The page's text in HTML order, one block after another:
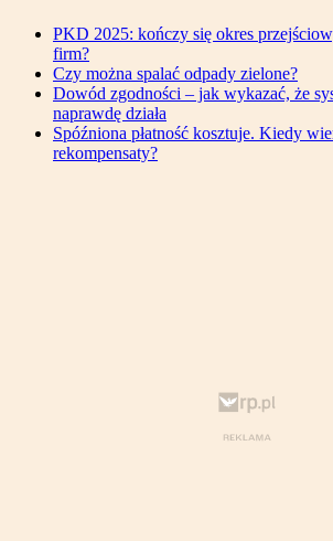
PKD 2025: kończy się okres
firm?
Czy można spalać odpady zielone?
Dowód zgodności – jak wykazać, że
naprawdę działa
Spóźniona płatność kosztuje. Kiedy
rekompensaty?